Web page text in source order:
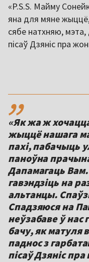
«P.S.S. Майму
яна для мяне
сябе натхняю,
пісаў Дзяніс пра
,,
«Як жа ж
жыццё нашага
пахі, пабачыць
паноўна
Дапамагаць
гавэндзіць на
альтанцы.
Спадзяюся на
неўзабаве ў нас
бачу, як матуля
паднос з
пісаў Дзяніс